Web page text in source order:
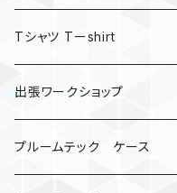
Tシャツ Tーshirt
出張ワークショップ
プルームテック ケース